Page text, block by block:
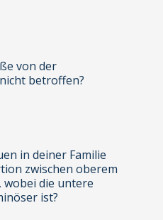
von der
betroffen?
in deiner Familie
zwischen oberem
die untere
ist?